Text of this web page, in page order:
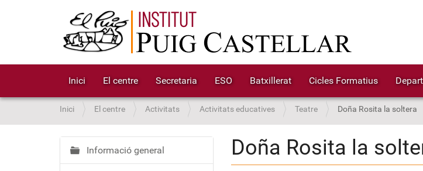
Inici El centre Secretaria ESO Batxillerat Cicles Formatius
S
o
u
:
Inici El centre Activitats Activitats educatives Teatre Doña Rosita la soltera
Doña Rosita la
N
a
Informació general